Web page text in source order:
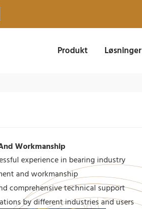
Produkt Løsninger
Workmanship
experience in bearing industry
and workmanship
comprehensive technical support
by different industries and users